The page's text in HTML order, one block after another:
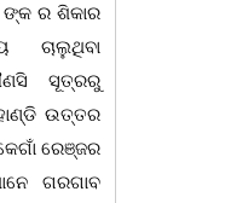
ଙ୍କ ର ଶିକାର
ଚାଲୁଥିବା
ସୂତ୍ରରୁ
ଉତ୍ତର
ରେଞ୍ଜର
ଗରଗାବ